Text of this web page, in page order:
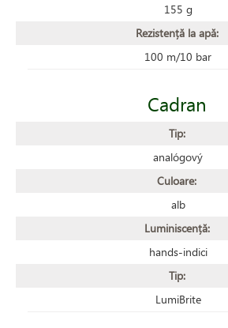
155 g
Rezistență la apă:
100 m/10 bar
Cadran
Tip:
analógový
Culoare:
alb
Luminiscență:
hands-indici
Tip:
LumiBrite